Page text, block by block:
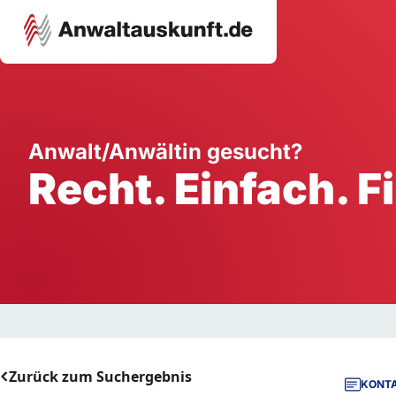
Ausbildung
Handwerk
Dienstleistung
Anwalt/Anwältin gesucht?
Recht. Einfach.
Zurück zum Suchergebnis